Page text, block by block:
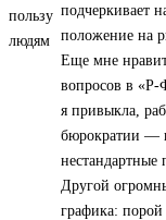
подчеркивает
положение на
Еще мне
вопросов в «Р-
я привыкла,
бюрократии —
нестандартные
Другой
графика: порой